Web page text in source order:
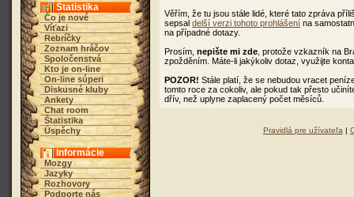
Štatistika
Čo je nové
Víťazi
Rebríčky
Zoznam hráčov
Spoločenstvá
Kto je on-line
On-line súperi
Diskusné kluby
Ankety
Chat room
Štatistika
Úspěchy
Informácie
Mozgy
Jazyky
Rozhovory
Podporte nás
Věřím, že tu jsou stále lidé, které tato zpráva
sepsal delší verzi tohoto prohlášení na
na případné dotazy.
Prosím, nepište mi zde , protože vzkazník na
zpožděním. Máte-li jakýkoliv dotaz, využijte
POZOR! Stále platí, že se nebudou vracet
tomto roce za cokoliv, ale pokud tak přesto
dřív, než uplyne zaplacený počet měsíců.
Pravidlá pre užívateľa |